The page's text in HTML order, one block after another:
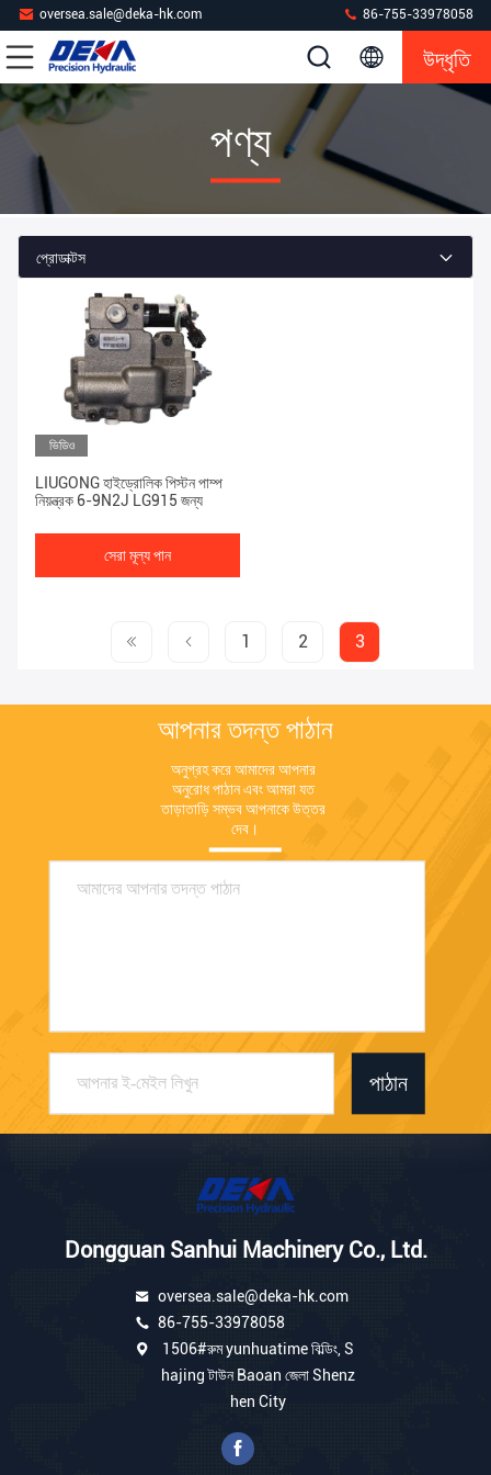
oversea.sale@deka-hk.com 86-755-33978058
উদ্ধৃতি
পণ্য
প্রোডাক্টস
ভিডিও
LIUGONG হাইড্রোলিক পিস্টন পাম্প
নিয়ন্ত্রক 6-9N2J LG915 জন্য
সেরা মূল্য পান
1 2 3
আপনার তদন্ত পাঠান
অনুগ্রহ করে আমাদের আপনার
অনুরোধ পাঠান এবং আমরা যত
তাড়াতাড়ি সম্ভব আপনাকে উত্তর
দেব।
পাঠান
Dongguan Sanhui Machinery Co., Ltd.
oversea.sale@deka-hk.com
86-755-33978058
1506#রুম yunhuatime বিল্ডিং, S
hajing টাউন Baoan জেলা Shenz
hen City